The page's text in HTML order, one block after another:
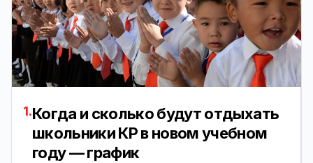
1.Когда и сколько будут отдыхать
школьники КР в новом учебном
году — график